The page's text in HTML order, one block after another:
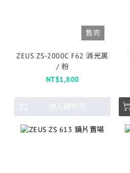
售完
ZEUS ZS-2000C F62 消光黑
/ 粉
NT$1,800
加入購物車